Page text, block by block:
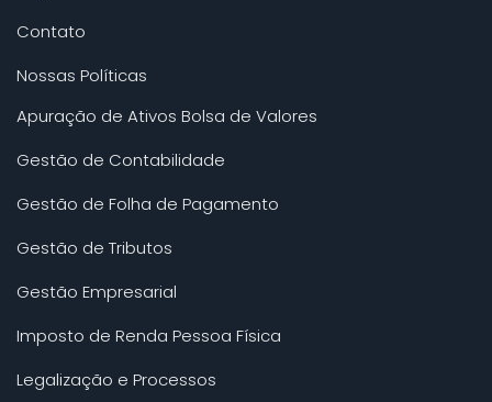
Contato
Nossas Políticas
Apuração de Ativos Bolsa de Valores
Gestão de Contabilidade
Gestão de Folha de Pagamento
Gestão de Tributos
Gestão Empresarial
Imposto de Renda Pessoa Física
Legalização e Processos